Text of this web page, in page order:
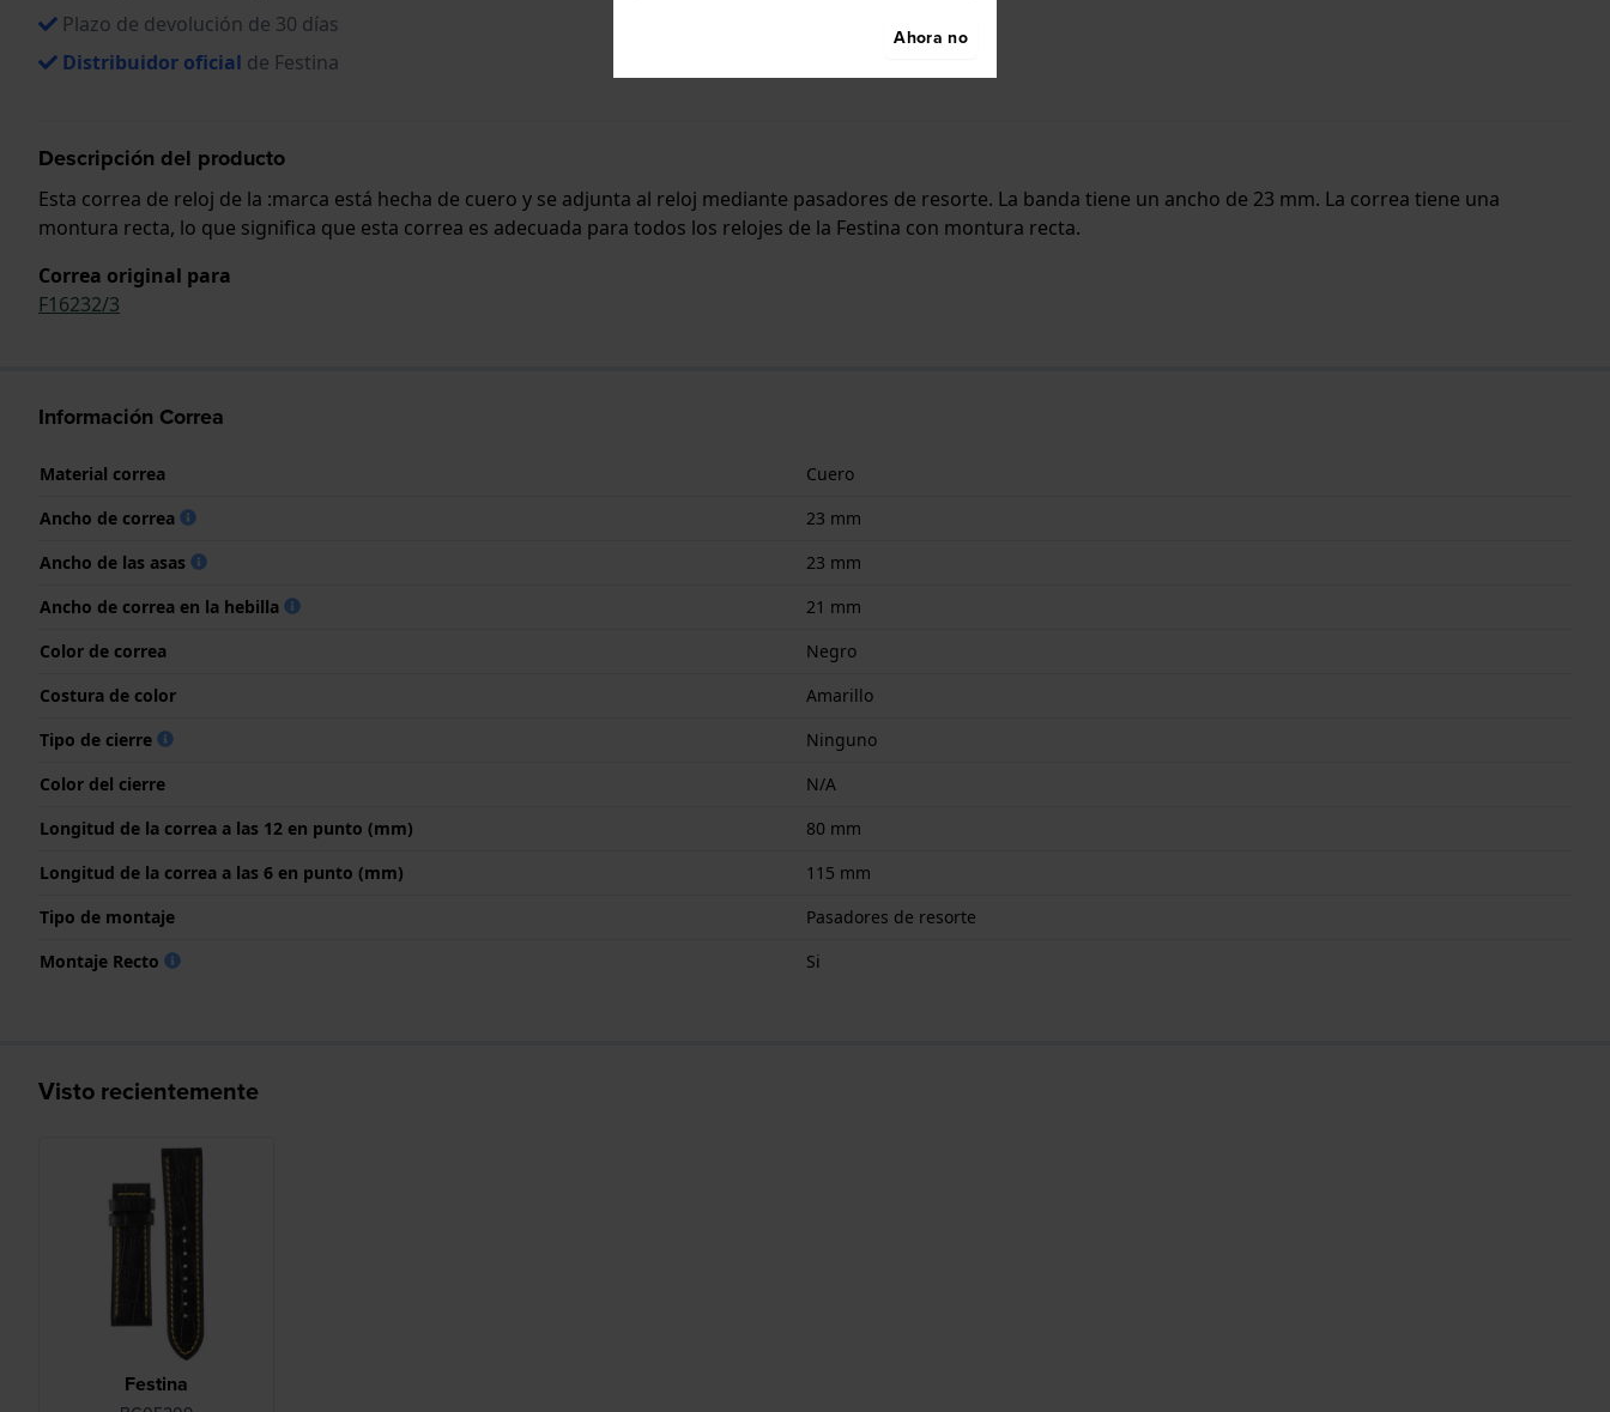
Plazo de devolución de 30 días
Distribuidor oficial de Festina
Descripción del producto
Esta correa de reloj de la :marca está hecha de cuero y se adjunta al reloj mediante pasadores de resorte. La banda tiene un ancho de 23 mm. La correa tiene una
montura recta, lo que significa que esta correa es adecuada para todos los relojes de la Festina con montura recta.
Correa original para
F16232/3
Información Correa
Material correa
Cuero
Ancho de correa
23 mm
Ancho de las asas
23 mm
Ancho de correa en la hebilla
21 mm
Color de correa
Negro
Costura de color
Amarillo
Tipo de cierre
Ninguno
Color del cierre
N/A
Longitud de la correa a las 12 en punto (mm)
80 mm
Longitud de la correa a las 6 en punto (mm)
115 mm
Tipo de montaje
Pasadores de resorte
Montaje Recto
Si
Visto recientemente
Festina
Ahora no